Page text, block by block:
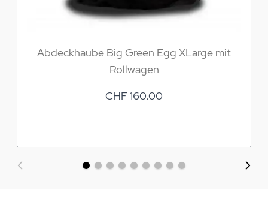
Abdeckhaube Big Green Egg XLarge mit
Rollwagen
CHF 160.00